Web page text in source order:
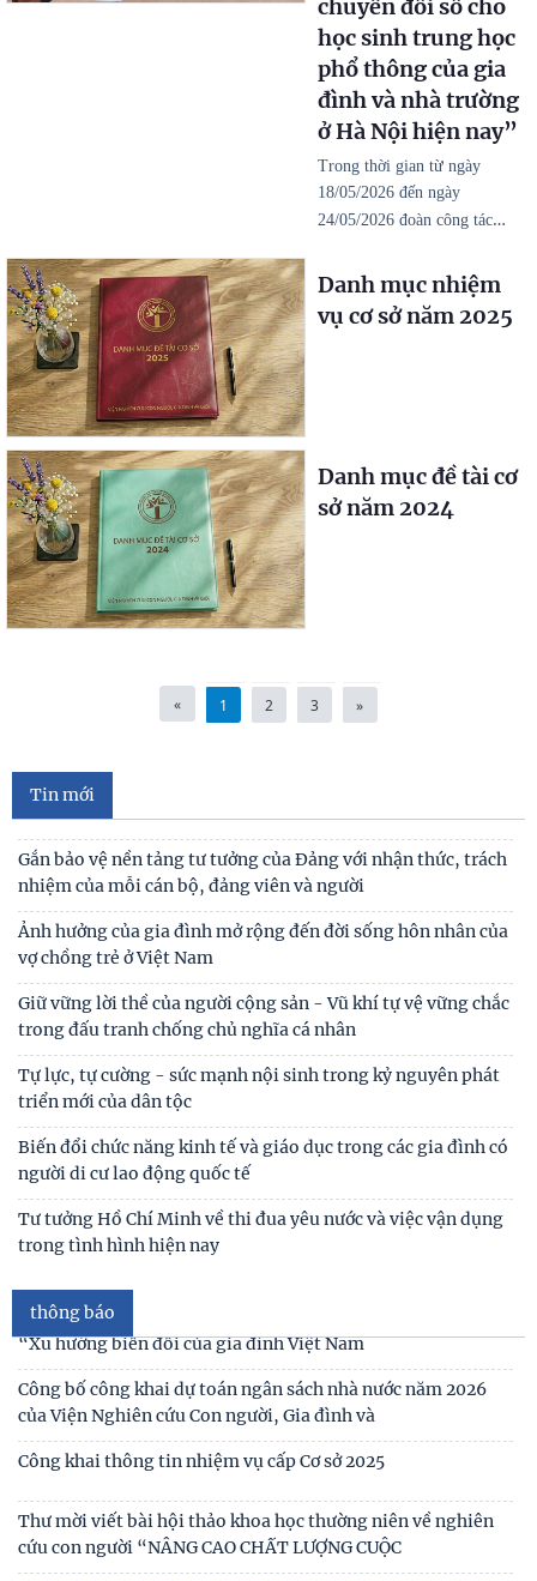
chuyển đổi số cho
học sinh trung học
phổ thông của gia
đình và nhà trường
ở Hà Nội hiện nay”
Trong thời gian từ ngày
18/05/2026 đến ngày
24/05/2026 đoàn công tác…
Danh mục nhiệm
vụ cơ sở năm 2025
Danh mục đề tài cơ
sở năm 2024
« 1 2 3 »
Tin mới
Hoàn thiện quy định về những điều đảng viên không được
làm đáp ứng yêu cầu giai đoạn mới
Thực hiện trách nhiệm nêu gương của cán bộ, đảng viên
Xây dựng "lá chắn thép" trên không gian mạng trong tình
hình mới
Gắn bảo vệ nền tảng tư tưởng của Đảng với nhận thức, trách
nhiệm của mỗi cán bộ, đảng viên và người
Ảnh hưởng của gia đình mở rộng đến đời sống hôn nhân của
vợ chồng trẻ ở Việt Nam
Giữ vững lời thề của người cộng sản - Vũ khí tự vệ vững chắc
trong đấu tranh chống chủ nghĩa cá nhân
Tự lực, tự cường - sức mạnh nội sinh trong kỷ nguyên phát
triển mới của dân tộc
Biến đổi chức năng kinh tế và giáo dục trong các gia đình có
người di cư lao động quốc tế
Tư tưởng Hồ Chí Minh về thi đua yêu nước và việc vận dụng
trong tình hình hiện nay
thông báo
Thư cảm ơn
Thư mời viết bài tham gia Hội thảo khoa học “Chăm sóc,
giáo dục trẻ em trong kỷ nguyên số”
Thư mời viết bài Hội thảo khoa học quốc tế “Gia đình Châu
Thư mời viết báo cáo tham luận Hội thảo khoa học quốc gia
“Xu hướng biến đổi của gia đình Việt Nam
Công bố công khai dự toán ngân sách nhà nước năm 2026
của Viện Nghiên cứu Con người, Gia đình và
Công khai thông tin nhiệm vụ cấp Cơ sở 2025
Thư mời viết bài hội thảo khoa học thường niên về nghiên
cứu con người “NÂNG CAO CHẤT LƯỢNG CUỘC